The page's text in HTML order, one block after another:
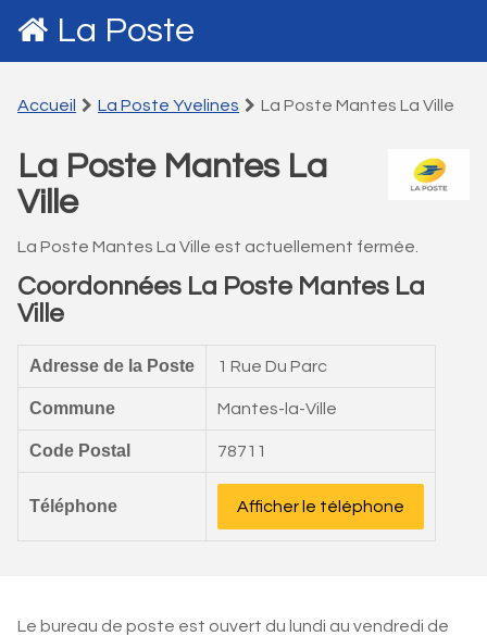
La Poste
Accueil La Poste Yvelines La Poste Mantes La Ville
La Poste Mantes La
Ville
La Poste Mantes La Ville est actuellement fermée.
Coordonnées La Poste Mantes La
Ville
Adresse de la Poste 1 Rue Du Parc
Commune Mantes-la-Ville
Code Postal 78711
Téléphone Afficher le téléphone
Le bureau de poste est ouvert du lundi au vendredi de